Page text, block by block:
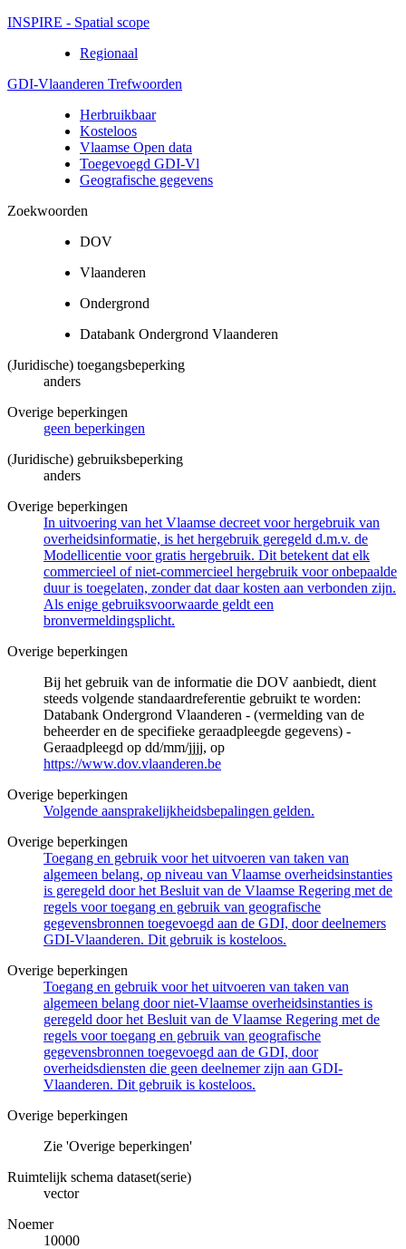
INSPIRE - Spatial scope
Regionaal
GDI-Vlaanderen Trefwoorden
Herbruikbaar
Kosteloos
Vlaamse Open data
Toegevoegd GDI-Vl
Geografische gegevens
Zoekwoorden
DOV
Vlaanderen
Ondergrond
Databank Ondergrond Vlaanderen
(Juridische) toegangsbeperking
anders
Overige beperkingen
geen beperkingen
(Juridische) gebruiksbeperking
anders
Overige beperkingen
In uitvoering van het Vlaamse decreet voor hergebruik van
overheidsinformatie, is het hergebruik geregeld d.m.v. de
Modellicentie voor gratis hergebruik. Dit betekent dat elk
commercieel of niet-commercieel hergebruik voor onbepaalde
duur is toegelaten, zonder dat daar kosten aan verbonden zijn.
Als enige gebruiksvoorwaarde geldt een
bronvermeldingsplicht.
Overige beperkingen
Bij het gebruik van de informatie die DOV aanbiedt, dient
steeds volgende standaardreferentie gebruikt te worden:
Databank Ondergrond Vlaanderen - (vermelding van de
beheerder en de specifieke geraadpleegde gegevens) -
Geraadpleegd op dd/mm/jjjj, op
https://www.dov.vlaanderen.be
Overige beperkingen
Volgende aansprakelijkheidsbepalingen gelden.
Overige beperkingen
Toegang en gebruik voor het uitvoeren van taken van
algemeen belang, op niveau van Vlaamse overheidsinstanties
is geregeld door het Besluit van de Vlaamse Regering met de
regels voor toegang en gebruik van geografische
gegevensbronnen toegevoegd aan de GDI, door deelnemers
GDI-Vlaanderen. Dit gebruik is kosteloos.
Overige beperkingen
Toegang en gebruik voor het uitvoeren van taken van
algemeen belang door niet-Vlaamse overheidsinstanties is
geregeld door het Besluit van de Vlaamse Regering met de
regels voor toegang en gebruik van geografische
gegevensbronnen toegevoegd aan de GDI, door
overheidsdiensten die geen deelnemer zijn aan GDI-
Vlaanderen. Dit gebruik is kosteloos.
Overige beperkingen
Zie 'Overige beperkingen'
Ruimtelijk schema dataset(serie)
vector
Noemer
10000